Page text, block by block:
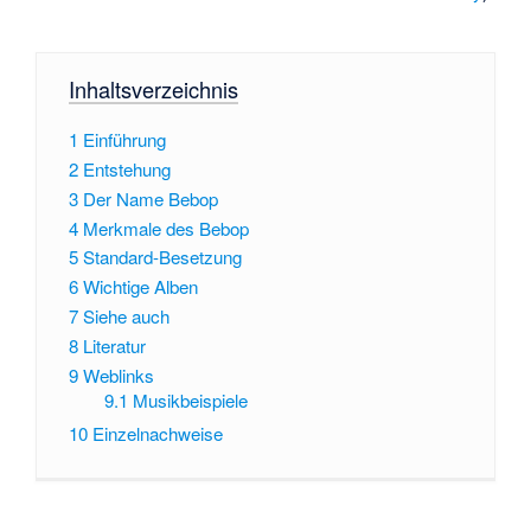
Inhaltsverzeichnis
1 Einführung
2 Entstehung
3 Der Name Bebop
4 Merkmale des Bebop
5Standard-Besetzung
6Wichtige Alben
7Siehe auch
8 Literatur
9Weblinks
9.1 Musikbeispiele
10 Einzelnachweise